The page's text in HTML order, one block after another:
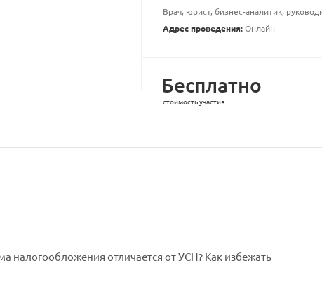
Врач, юрист, бизнес-аналитик,
Адрес проведения:Онлайн
Бесплатно
стоимость участия
налогообложения отличается от УСН? Как избежать